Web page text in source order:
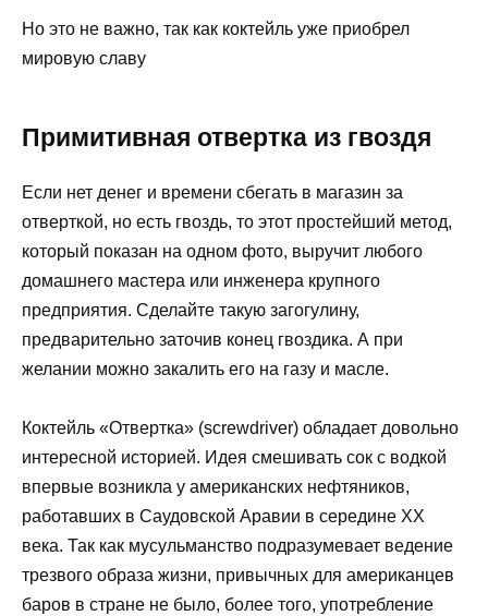
Но это не важно, так как коктейль уже приобрел
мировую славу
Примитивная отвертка из гвоздя
Если нет денег и времени сбегать в магазин за
отверткой, но есть гвоздь, то этот простейший метод,
который показан на одном фото, выручит любого
домашнего мастера или инженера крупного
предприятия. Сделайте такую загогулину,
предварительно заточив конец гвоздика. А при
желании можно закалить его на газу и масле.
Коктейль «Отвертка» (screwdriver) обладает довольно
интересной историей. Идея смешивать сок с водкой
впервые возникла у американских нефтяников,
работавших в Саудовской Аравии в середине XX
века. Так как мусульманство подразумевает ведение
трезвого образа жизни, привычных для американцев
баров в стране не было, более того, употребление